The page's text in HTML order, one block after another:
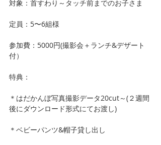
対象：首すわり～タッチ前までのお子さま
定員：5〜6組様
参加費：5000円(撮影会＋ランチ&デザート
付）
特典：
＊はだかんぼ写真撮影データ20cut～(２週間
後にダウンロード形式にてお渡し)
＊ベビーパンツ&帽子貸し出し